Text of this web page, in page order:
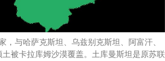
与哈萨克斯坦、乌兹别克斯坦、阿富汗、
被卡拉库姆沙漠覆盖。土库曼斯坦是原苏联